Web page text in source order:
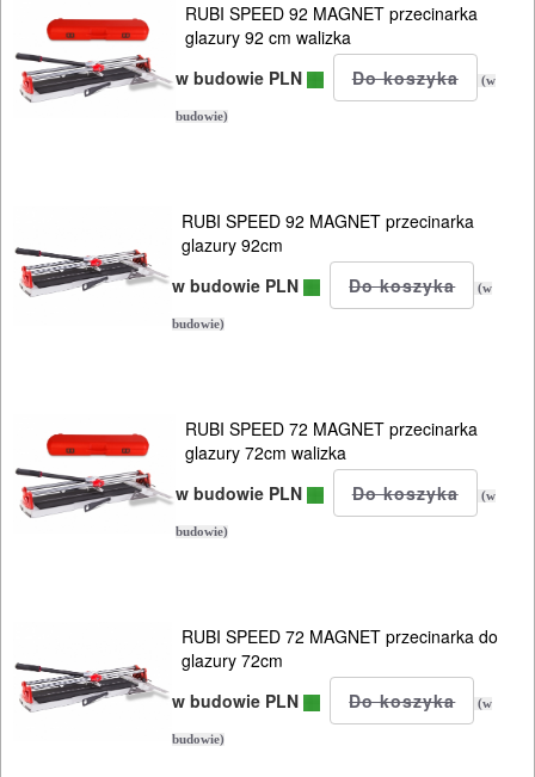
RUBI SPEED 92 MAGNET przecinarka
glazury 92 cm walizka
w budowie PLN
(w
budowie)
RUBI SPEED 92 MAGNET przecinarka
glazury 92cm
w budowie PLN
(w
budowie)
RUBI SPEED 72 MAGNET przecinarka
glazury 72cm walizka
w budowie PLN
(w
budowie)
RUBI SPEED 72 MAGNET przecinarka do
glazury 72cm
w budowie PLN
(w
budowie)